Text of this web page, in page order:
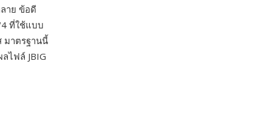
าย ข้อดี
ที่ใช้แบบ
มาตรฐานนี้
ไฟล์ JBIG